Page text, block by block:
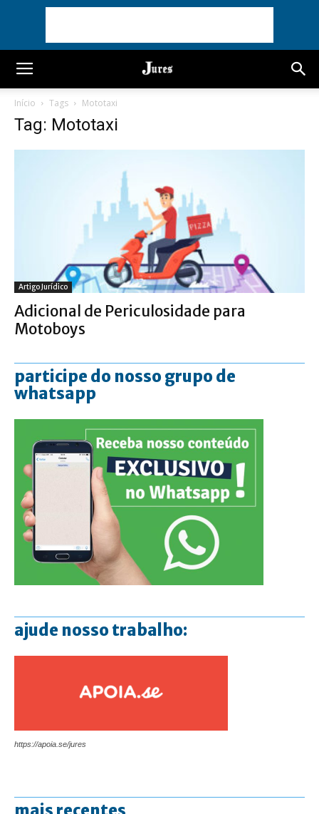
Início Tags Mototaxi
Tag: Mototaxi
Artigo Jurídico
Adicional de Periculosidade para
Motoboys
participe do nosso grupo de
whatsapp
ajude nosso trabalho:
https://apoia.se/jures